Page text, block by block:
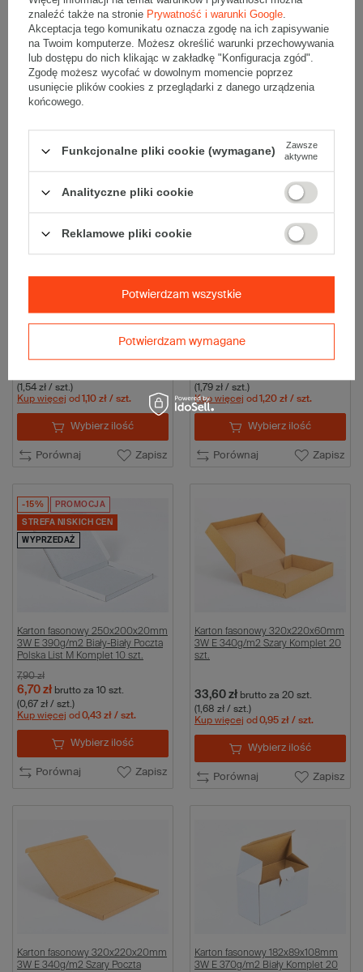
wew. 3W C 390g/m2 Szary
Komplet 20 szt.
61,80 zł
55,60 zł brutto za 20 szt.
(2,78 zł / szt.)
Kup więcej od2,20 zł / szt.
Porównaj Zapisz
Wybierz ilość
3W B 380g/m2 Szary Komplet 10
szt.
3,90 złbruttoza 10 szt.
(0,39 zł / szt.)
Kup więcej
0,20 zł / szt.
Karton fasonowy z paskiem
klejowym i tasiemką zrywającą
200x120x80mm 3W B 490g/m2
(1,54 zł / szt.)
Kup więcej od 1,10 zł / szt.
Porównaj Zapisz
Wybierz ilość
Karton Multimail z paskiem
klejowym i tasiemką zrywającą
240x175x50mm 3W B 320g/m2
(1,79 zł / szt.)
Kup więcej od 1,20 zł / szt.
Porównaj Zapisz
Wybierz ilość
-15% PROMOCJA
STREFA NISKICH CEN
WYPRZEDAŻ
Karton fasonowy 250x200x20mm
3W E 390g/m2 Biały-Biały Poczta
Polska List M Komplet 10 szt.
7,90 zł
6,70 zł brutto za 10 szt.
(0,67 zł / szt.)
Kup więcej od 0,43 zł / szt.
Porównaj Zapisz
Wybierz ilość
Karton fasonowy 320x220x60mm
3W E 340g/m2 Szary Komplet 20
szt.
33,60 zł brutto za 20 szt.
(1,68 zł / szt.)
Kup więcej od 0,95 zł / szt.
Porównaj Zapisz
Wybierz ilość
Karton fasonowy 320x220x20mm
3W E 340g/m2 Szary Poczta
Karton fasonowy 182x89x108mm
3W E 370g/m2 Biały Komplet 20
znaleźć także na stronie Prywatność i warunki Google.
Akceptacja tego komunikatu oznacza zgodę na ich zapisywanie
na Twoim komputerze. Możesz określić warunki przechowywania
lub dostępu do nich klikając w zakładkę "Konfiguracja zgód".
Zgodę możesz wycofać w dowolnym momencie poprzez
usunięcie plików cookies z przeglądarki z danego urządzenia
końcowego.
Funkcjonalne pliki cookie (wymagane)
Zawsze
aktywne
Analityczne pliki cookie
Reklamowe pliki cookie
Potwierdzam wymagane
Potwierdzam wszystkie